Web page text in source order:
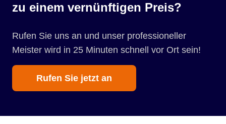
zu einem vernünftigen Preis?
Rufen Sie uns an und unser professioneller
Meister wird in 25 Minuten schnell vor Ort sein!
Rufen Sie jetzt an